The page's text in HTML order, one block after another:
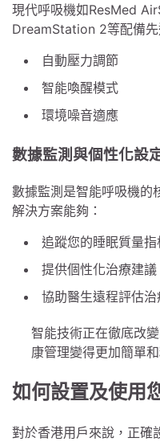
現代呼吸機如ResMed
DreamStation 2等配備先
自動壓力調節
智能喚醒模式
環境噪音適應
數據監測與個性化設
數據監測是智能呼吸機的
解決方案能夠：
追蹤您的睡眠質量指
提供個性化治療建議
協助醫生遠程評估治
智能技術正在徹底改
康管理變得更加簡單和
如何設置及使用
對於香港用戶來說，正確